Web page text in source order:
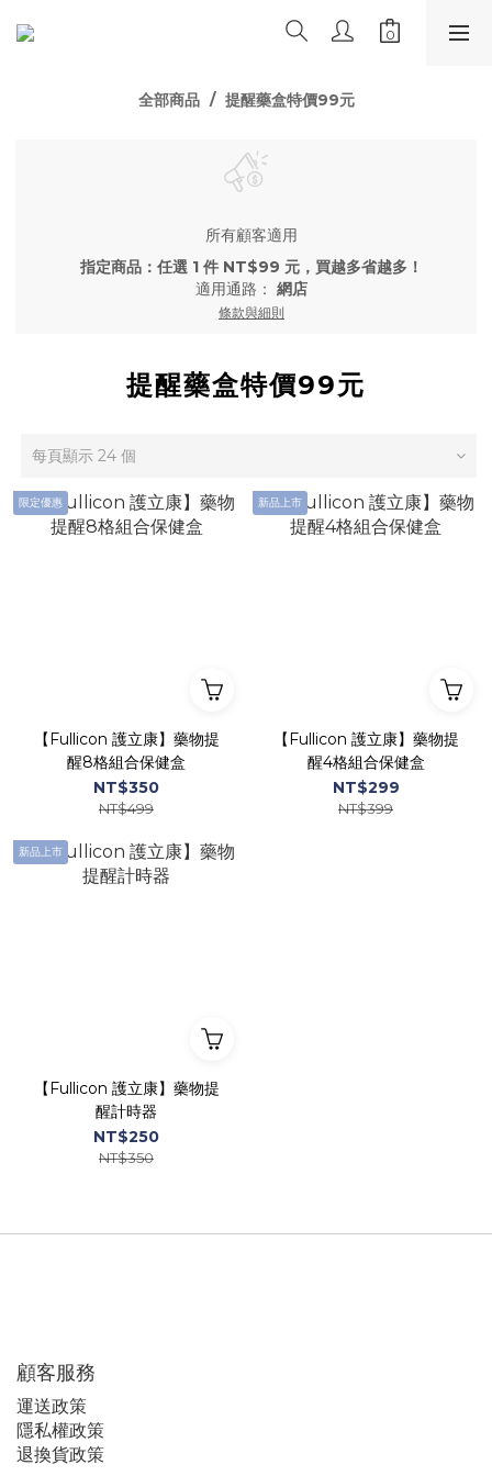
全部商品 提醒藥盒特價99元
所有顧客適用
指定商品：任選 1 件 NT$99 元，買越多省越多！
適用通路： 網店
條款與細則
提醒藥盒特價99元
每頁顯示 24 個
限定優惠
【Fullicon 護立康】藥物提
醒8格組合保健盒
NT$350
NT$499
新品上市
【Fullicon 護立康】藥物提
醒4格組合保健盒
NT$299
NT$399
新品上市
【Fullicon 護立康】藥物提
醒計時器
NT$250
NT$350
顧客服務
運送政策
隱私權政策
退換貨政策